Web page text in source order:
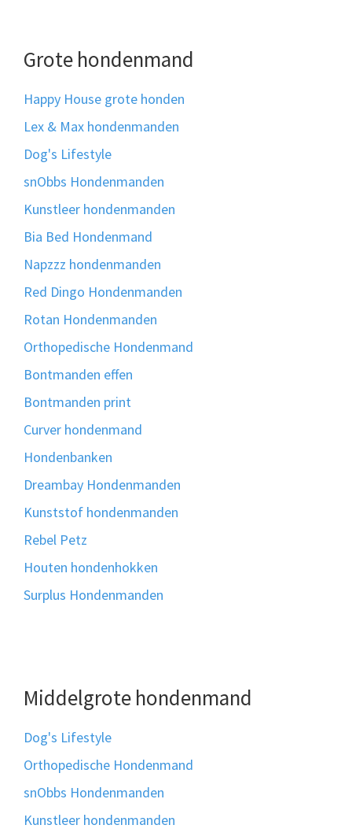
Grote hondenmand
Happy House grote honden
Lex & Max hondenmanden
Dog's Lifestyle
snObbs Hondenmanden
Kunstleer hondenmanden
Bia Bed Hondenmand
Napzzz hondenmanden
Red Dingo Hondenmanden
Rotan Hondenmanden
Orthopedische Hondenmand
Bontmanden effen
Bontmanden print
Curver hondenmand
Hondenbanken
Dreambay Hondenmanden
Kunststof hondenmanden
Rebel Petz
Houten hondenhokken
Surplus Hondenmanden
Middelgrote hondenmand
Dog's Lifestyle
Orthopedische Hondenmand
snObbs Hondenmanden
Kunstleer hondenmanden